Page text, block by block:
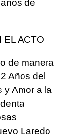
de
EL ACTO
de manera
Años del
y Amor a la
Laredo